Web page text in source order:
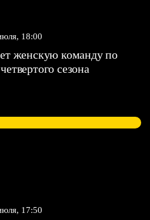
18:00
женскую команду по
сезона
17:50